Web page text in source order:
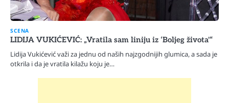
SCENA
LIDIJA VUKIĆEVIĆ: „Vratila sam liniju iz ‘Boljeg života'“
Lidija Vukićević važi za jednu od naših najzgodnijih glumica, a sada je
otkrila i da je vratila kilažu koju je…